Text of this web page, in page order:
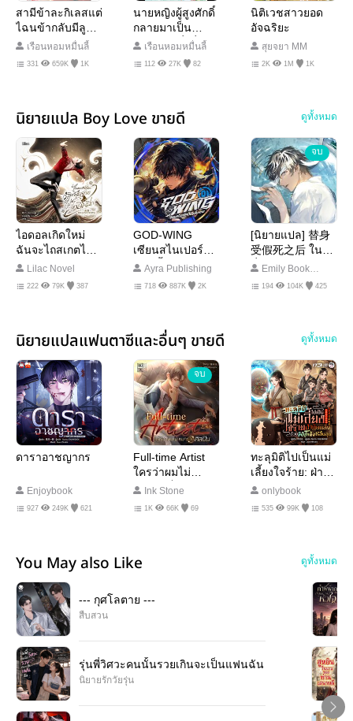
สามีข้าละกิเลสแต่
ไฉนข้ากลับมีลูก
หัวปีท้ายปีถึงสาม
เรือนหอมหมื่นลี้
331 659K 1K
นายหญิงผู้สูงศักดิ์
กลายมาเป็น
คุณนายผู้มั่งคั่ง
เรือนหอมหมื่นลี้
112 27K 82
นิติเวชสาวยอด
อัจฉริยะ
สุยจยา MM
2K 1M 1K
นิยายแปล Boy Love ขายดี ดูทั้งหมด
ไอดอลเกิดใหม่
ฉันจะไถสเกตไป
โอลิมปิก [นิยาย
Lilac Novel
222 79K 387
GOD-WING
เซียนสไนเปอร์
โค้ชขั้นเทพ
[นิยายแปล]
Ayra Publishing
718 887K 2K
จบ
[นิยายแปล] 替身
受假死之后 ในวัน
ที่ตัวสำรองจากไป
Emily Book
Publishing
194 104K 425
นิยายแปลแฟนตาซีและอื่นๆ ขายดี ดูทั้งหมด
ดาราอาชญากร
Enjoybook
927 249K 621
จบ
Full-time Artist
ใครว่าผมไม่
เหมาะเป็นศิลปิน
Ink Stone
1K 66K 69
ทะลุมิติไปเป็นแม่
เลี้ยงใจร้าย: ฝ่าภัย
แล้งด้วยมิติโกดัง
ไร้สิ้นสุด!
onlybook
535 99K 108
You May also Like ดูทั้งหมด
--- กุศโลตาย ---
สืบสวน
รุ่นพี่วิศวะคนนั้นรวยเกินจะเป็นแฟนฉัน
นิยายรักวัยรุ่น